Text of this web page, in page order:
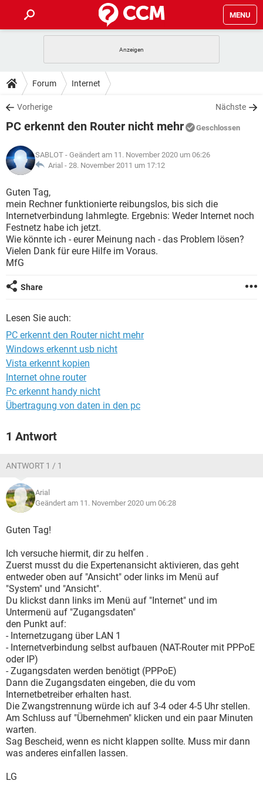
MENU
ANDROID
WINDOWS 10
WHATSAPP TIKTOK
FACEBOOK
TIPPS & TRICKS
SPIELE
WHATSAPP TIKTOK
FACEBOOK
DOWNLOADS
SPIELE STREAMING
ANDROID
WINDOWS 10 INSTAGRAM
WHATSAPP
FACEBOOK HARDWARE
SPIELE STREAMING
ANDROID
WINDOWS 10
WHATSAPP TIKTOK
FACEBOOK HARDWARE
LEXIKON
SPIELE
ANDROID IOS
WINDOWS 10
WHATSAPP
FACEBOOK
Forum Internet
Vorherige Nächste
PC erkennt den Router nicht mehr Geschlossen
SABLOT - Geändert am 11. November 2020 um 06:26
Arial - 28. November 2011 um 17:12
Guten Tag,
mein Rechner funktionierte reibungslos, bis sich die
Internetverbindung lahmlegte. Ergebnis: Weder Internet noch
Festnetz habe ich jetzt.
Wie könnte ich - eurer Meinung nach - das Problem lösen?
Vielen Dank für eure Hilfe im Voraus.
MfG
Share
Lesen Sie auch:
PC erkennt den Router nicht mehr
Windows erkennt usb nicht
Vista erkennt kopien
Internet ohne router
Pc erkennt handy nicht
Übertragung von daten in den pc
1 Antwort
ANTWORT 1 / 1
Arial
Geändert am 11. November 2020 um 06:28
Guten Tag!
Ich versuche hiermit, dir zu helfen .
Zuerst musst du die Expertenansicht aktivieren, das geht
entweder oben auf "Ansicht" oder links im Menü auf
"System" und "Ansicht".
Du klickst dann links im Menü auf "Internet" und im
Untermenü auf "Zugangsdaten"
den Punkt auf:
- Internetzugang über LAN 1
- Internetverbindung selbst aufbauen (NAT-Router mit PPPoE
oder IP)
- Zugangsdaten werden benötigt (PPPoE)
Dann die Zugangsdaten eingeben, die du vom
Internetbetreiber erhalten hast.
Die Zwangstrennung würde ich auf 3-4 oder 4-5 Uhr stellen.
Am Schluss auf "Übernehmen" klicken und ein paar Minuten
warten.
Sag Bescheid, wenn es nicht klappen sollte. Muss mir dann
was anderes einfallen lassen.
LG